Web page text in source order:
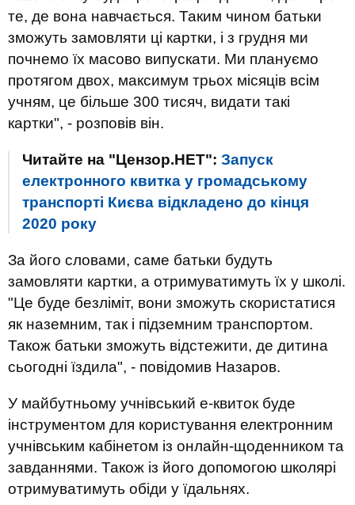
те, де вона навчається. Таким чином батьки
зможуть замовляти ці картки, і з грудня ми
почнемо їх масово випускати. Ми плануємо
протягом двох, максимум трьох місяців всім
учням, це більше 300 тисяч, видати такі
картки", - розповів він.
Читайте на "Цензор.НЕТ": Запуск
електронного квитка у громадському
транспорті Києва відкладено до кінця
2020 року
За його словами, саме батьки будуть
замовляти картки, а отримуватимуть їх у школі.
"Це буде безліміт, вони зможуть скористатися
як наземним, так і підземним транспортом.
Також батьки зможуть відстежити, де дитина
сьогодні їздила", - повідомив Назаров.
У майбутньому учнівський е-квиток буде
інструментом для користування електронним
учнівським кабінетом із онлайн-щоденником та
завданнями. Також із його допомогою школярі
отримуватимуть обіди у їдальнях.